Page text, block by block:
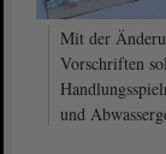
Mit der
Vorschriften
und